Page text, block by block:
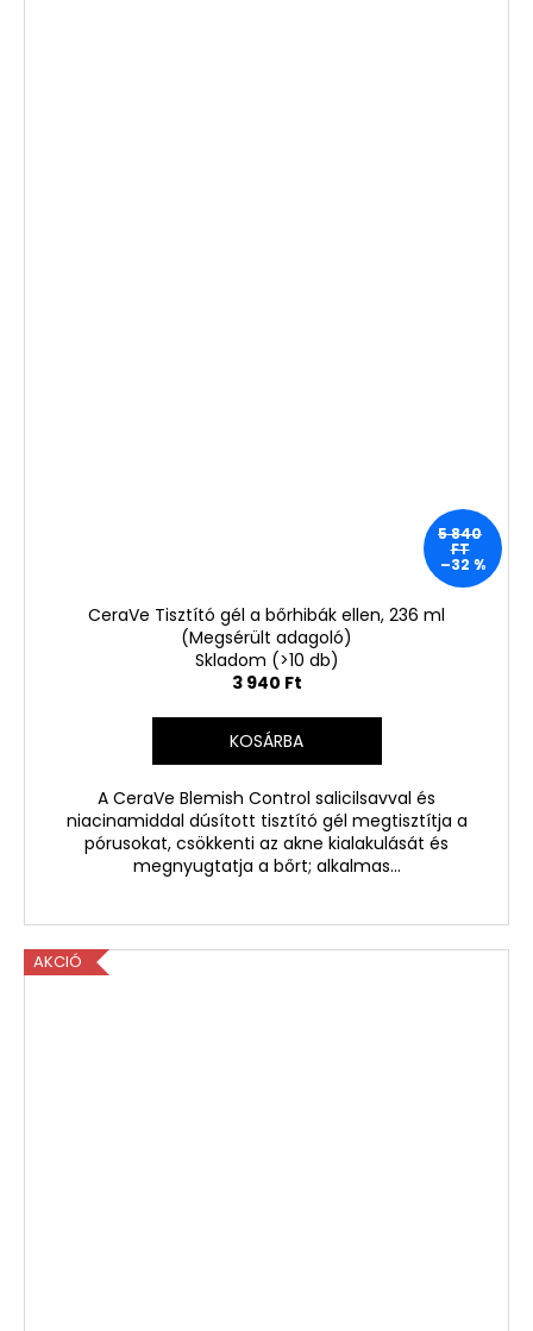
5 840
FT
–32 %
CeraVe Tisztító gél a bőrhibák ellen, 236 ml
(Megsérült adagoló)
Skladom (>10 db)
3 940 Ft
KOSÁRBA
A CeraVe Blemish Control salicilsavval és
niacinamiddal dúsított tisztító gél megtisztítja a
pórusokat, csökkenti az akne kialakulását és
megnyugtatja a bőrt; alkalmas...
AKCIÓ